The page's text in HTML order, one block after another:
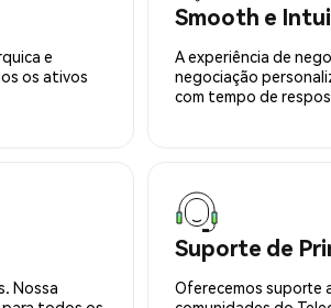
e
os ativos
Smooth e
A experiência de
negociação
com tempo de
Nossa
Suporte de
Oferecemos suporte